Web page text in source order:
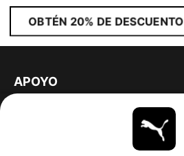
OBTÉN 20% DE DESCUENTO
APOYO